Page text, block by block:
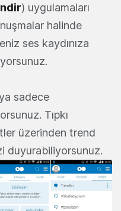
) uygulamaları
halinde
ses kaydınıza
sadece
Tıpkı
üzerinden trend
duyurabiliyorsunuz.